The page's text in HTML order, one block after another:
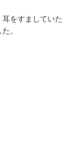
をすましていた
。